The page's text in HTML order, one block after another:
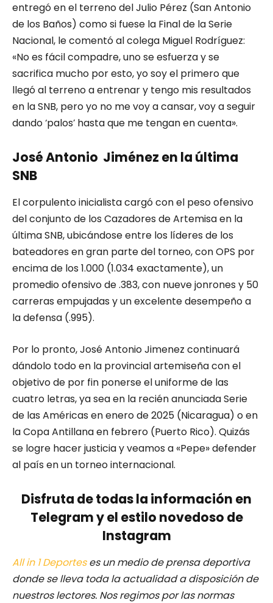
entregó en el terreno del Julio Pérez (San Antonio
de los Baños) como si fuese la Final de la Serie
Nacional, le comentó al colega Miguel Rodríguez:
«No es fácil compadre, uno se esfuerza y se
sacrifica mucho por esto, yo soy el primero que
llegó al terreno a entrenar y tengo mis resultados
en la SNB, pero yo no me voy a cansar, voy a seguir
dando ‘palos’ hasta que me tengan en cuenta».
José Antonio Jiménez en la última
SNB
El corpulento inicialista cargó con el peso ofensivo
del conjunto de los Cazadores de Artemisa en la
última SNB, ubicándose entre los líderes de los
bateadores en gran parte del torneo, con OPS por
encima de los 1.000 (1.034 exactamente), un
promedio ofensivo de .383, con nueve jonrones y 50
carreras empujadas y un excelente desempeño a
la defensa (.995).
Por lo pronto, José Antonio Jimenez continuará
dándolo todo en la provincial artemiseña con el
objetivo de por fin ponerse el uniforme de las
cuatro letras, ya sea en la recién anunciada Serie
de las Américas en enero de 2025 (Nicaragua) o en
la Copa Antillana en febrero (Puerto Rico). Quizás
se logre hacer justicia y veamos a «Pepe» defender
al país en un torneo internacional.
Disfruta de todas la información en
Telegram y el estilo novedoso de
Instagram
All in 1 Deporteses un medio de prensa deportiva
donde se lleva toda la actualidad a disposición de
nuestros lectores. Nos regimos por las normas